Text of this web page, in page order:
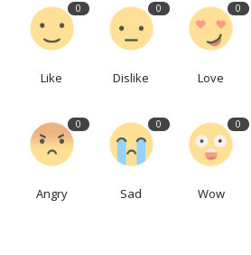
0
Like
0
Dislike
0
Love
0
Angry
0
Sad
0
Wow